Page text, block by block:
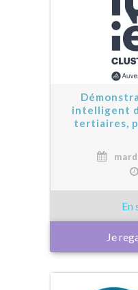
intelligent
tertiaires,
Je